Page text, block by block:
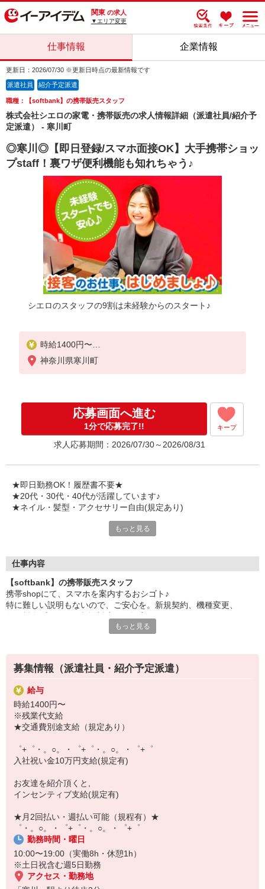
関東 の求人
▼エリア変更
仕事情報 企業情報
更新日：2026/07/30 ※更新日時点の最新情報です
派遣社員 紹介予定派遣
職種：【softbank】の携帯販売スタッフ
株式会社シエロの家電・携帯販売の求人情報詳細（派遣社員/紹介予
定派遣） - 寒川町
◎寒川◎【即日登録/スマホ面接OK】大手携帯ショッ
プstaff！裏ワザ便利機能も知れちゃう♪
シエロのスタッフの9割は未経験からのスタート♪
時給1400円〜
※残業代支給
★交通費別途支給（規定あり）
入社祝い金10万円支給(規定有)
お友達を紹介頂くと,
インセンティブ支給(規定有)
゜・。○。・゜+゜・。○。・゜+゜
神奈川県寒川町
応募画面へ進む
1分で応募完了!! キープ
求人応募期間：2026/07/30～2026/08/31
★即日勤務OK！履歴書不要★
★20代・30代・40代が活躍しています♪
★ネイル・髪型・アクセサリー自由(規定あり)
でも心配ご無用！
お互いに教え合ったり、フォローしあったりする
和気あいあいとした人間関係がある店舗ばかり！
皆で一緒にステップアップしましょう♪
【選べるお仕事いろいろ】
▼オフィスワーク
事務、経理、データ入力、コールセンター、受付
▼工場・製造・軽作業系
機械/食品製造・梱包・仕分け・加工・組立・検査
▼美容系
眉毛サロンのアイブロウ・ネイリスト・エステ
▼営業・販売
法人営業・アパレル販売・個別指導塾・人材紹介
▼人気案件も多数♪
短期・期間限定・オープニング・官公庁案件
上場/優良/大手企業など
【スマホ面接実施中】
￣￣￣￣￣￣￣￣￣
自宅に居ながらスマホでカンタン面接OK！
オンライン面談なのでスピード対応。
もっと見る
仕事内容
【softbank】の携帯販売スタッフ
携帯shopにて、スマホを案内するおシゴト♪
特に難しい説明もないので、ご安心を。新規契約、機種変更、
満足度◎
■携帯やインターネット販売業務
docomo(ドコモ)/au(エーユー)・KDDI/softbank(ソフトバンク)など
の大手キャリアから
ワイモバイル(Y!mobille)、楽天モバイル、UQなど格安スマホまで幅
広く紹介可能♪
もっと見る
募集情報（派遣社員・紹介予定派遣）
給与
時給1400円〜
※残業代支給
★交通費別途支給（規定あり）
゜+゜・。○。・゜+゜・。○。・゜+゜
入社祝い金10万円支給(規定有)
お友達を紹介頂くと,
インセンティブ支給(規定有)
★月2回払い・週払い可能（規程有）★
゜・。○。・゜+゜・。○。・゜+゜
勤務時間・曜日
10:00〜19:00（実働8h・休憩1h）
※土日祝含む週5日勤務
アクセス・勤務地